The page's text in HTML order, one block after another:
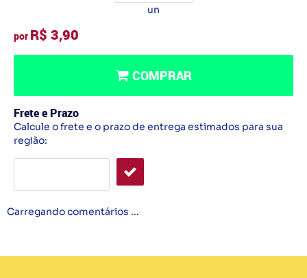
un
por R$ 3,90
COMPRAR
Frete e Prazo
Calcule o frete e o prazo de entrega estimados para sua
região:
Carregando comentários ...